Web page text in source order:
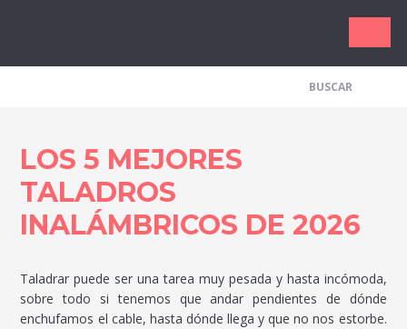
Los
LOS 5 MEJORES
TALADROS
INALÁMBRICOS DE 2026
Taladrar puede ser una tarea muy pesada y hasta incómoda,
sobre todo si tenemos que andar pendientes de dónde
enchufamos el cable, hasta dónde llega y que no nos estorbe.